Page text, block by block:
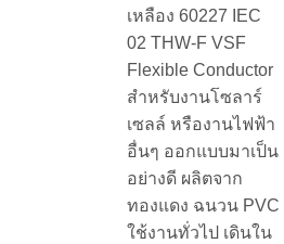
เหลือง 60227 IEC
02 THW-F VSF
Flexible Conductor
สำหรับงานโซลาร์
เซลล์ หรืองานไฟฟ้า
อื่นๆ ออกแบบมาเป็น
อย่างดี ผลิตจาก
ทองแดง ฉนวน PVC
ใช้งานทั่วไป เดินใน